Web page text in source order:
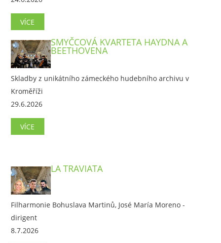
VÍCE
SMYČCOVÁ KVARTETA HAYDNA A
BEETHOVENA
Skladby z unikátního zámeckého hudebního archivu v
Kroměříži
29.6.2026
VÍCE
LA TRAVIATA
Filharmonie Bohuslava Martinů, José María Moreno -
dirigent
8.7.2026